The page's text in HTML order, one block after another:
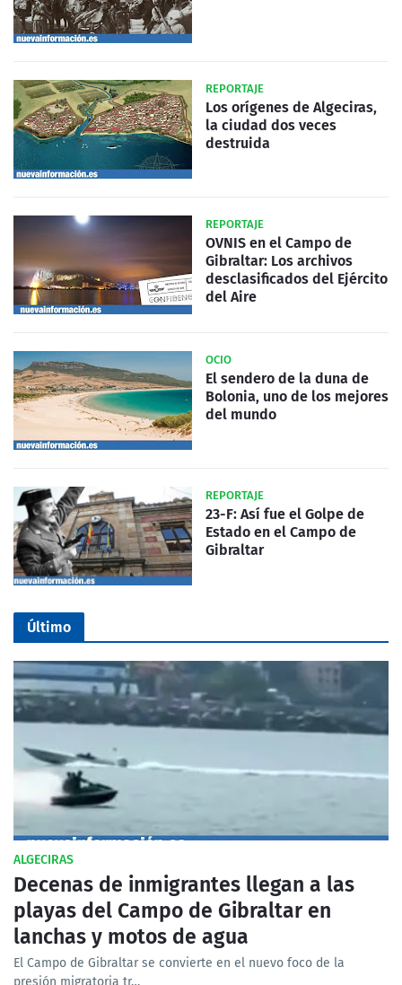
REPORTAJE
Los orígenes de Algeciras,
la ciudad dos veces
destruida
REPORTAJE
OVNIS en el Campo de
Gibraltar: Los archivos
desclasificados del Ejército
del Aire
OCIO
El sendero de la duna de
Bolonia, uno de los mejores
del mundo
REPORTAJE
23-F: Así fue el Golpe de
Estado en el Campo de
Gibraltar
Último
ALGECIRAS
Decenas de inmigrantes llegan a las
playas del Campo de Gibraltar en
lanchas y motos de agua
El Campo de Gibraltar se convierte en el nuevo foco de la